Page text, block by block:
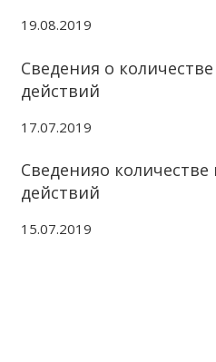
19.08.2019
Сведения о
действий
17.07.2019
Сведенияо
действий
15.07.2019